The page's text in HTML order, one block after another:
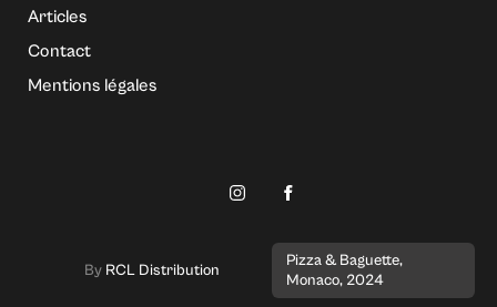
Articles
Contact
Mentions légales
By RCL Distribution
Pizza & Baguette,
Monaco, 2024